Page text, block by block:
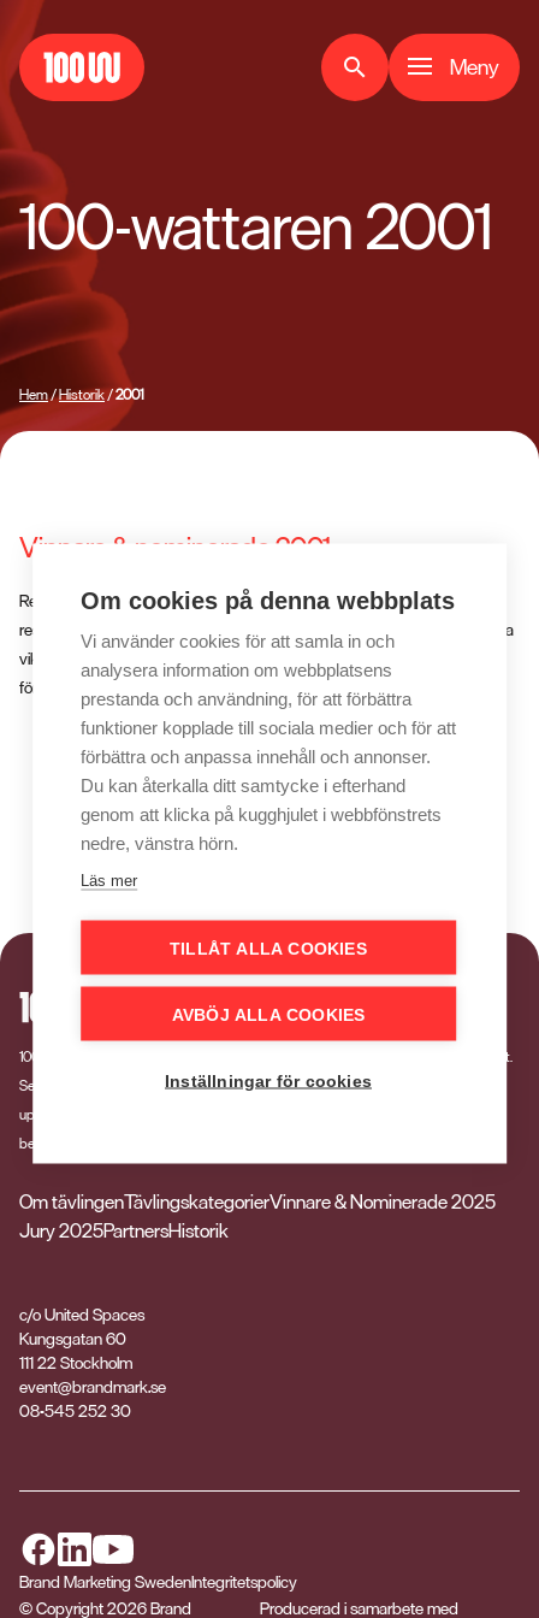
Om cookies på denna webbplats
Vi använder cookies för att samla in och
analysera information om webbplatsens
prestanda och användning, för att förbättra
funktioner kopplade till sociala medier och för att
förbättra och anpassa innehåll och annonser.
Du kan återkalla ditt samtycke i efterhand
genom att klicka på kugghjulet i webbfönstrets
nedre, vänstra hörn.
Läs mer
TILLÅT ALLA COOKIES
AVBÖJ ALLA COOKIES
Inställningar för cookies
search Meny
100-wattaren 2001
Hem/Historik/2001
Vinnare & nominerade 2001
Representanter från mätföretag är ett nytt inslag i juryerna och
resultatredovisningsformuläret genomgår en stor förändring, för att belysa
vikten av effekt. Micael Dahlén och Daniel Lundqvist leder
förbättringsarbetet och deltar även som jurylotsar.
100-wattaren är en tävling som belönar kommunikationsinsatser med bevisad effekt.
Sedan 1990 har Brand Marketing Sweden arrangerat tävlingen för att
uppmärksamma kommunikation som skapar värde och påverkar målgruppens
beteende.
Om tävlingenTävlingskategorierVinnare & Nominerade 2025
Jury 2025PartnersHistorik
c/o United Spaces
Kungsgatan 60
111 22 Stockholm
event@brandmark.se
08-545 252 30
© Copyright 2026 Brand Producerad i samarbete med
Brand Marketing SwedenIntegritetspolicy
facebook